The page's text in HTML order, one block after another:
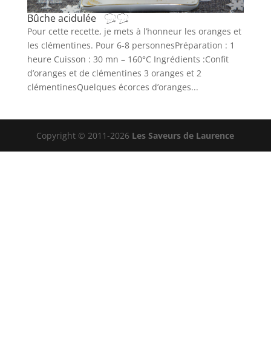
Bûche acidulée
Pour cette recette, je mets à l’honneur les oranges et
les clémentines. Pour 6-8 personnesPréparation : 1
heure Cuisson : 30 mn – 160°C Ingrédients :Confit
d’oranges et de clémentines 3 oranges et 2
clémentinesQuelques écorces d’oranges...
Copyright © 2011-2026 Les Saveurs de Laurence